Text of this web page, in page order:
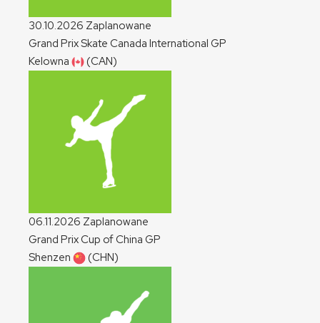
30.10.2026 Zaplanowane
Grand Prix Skate Canada International GP
Kelowna
(CAN)
06.11.2026 Zaplanowane
Grand Prix Cup of China GP
Shenzen
(CHN)